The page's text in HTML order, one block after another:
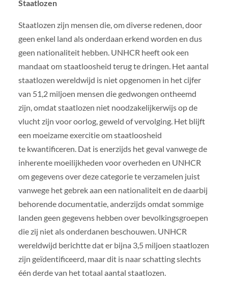
Staatlozen
Staatlozen zijn mensen die, om diverse redenen, door
geen enkel land als onderdaan erkend worden en dus
geen nationaliteit hebben. UNHCR heeft ook een
mandaat om staatloosheid terug te dringen. Het aantal
staatlozen wereldwijd is niet opgenomen in het cijfer
van 51,2 miljoen mensen die gedwongen ontheemd
zijn, omdat staatlozen niet noodzakelijkerwijs op de
vlucht zijn voor oorlog, geweld of vervolging. Het blijft
een moeizame exercitie om staatloosheid
te kwantificeren. Dat is enerzijds het geval vanwege de
inherente moeilijkheden voor overheden en UNHCR
om gegevens over deze categorie te verzamelen juist
vanwege het gebrek aan een nationaliteit en de daarbij
behorende documentatie, anderzijds omdat sommige
landen geen gegevens hebben over bevolkingsgroepen
die zij niet als onderdanen beschouwen. UNHCR
wereldwijd berichtte dat er bijna 3,5 miljoen staatlozen
zijn geïdentificeerd, maar dit is naar schatting slechts
één derde van het totaal aantal staatlozen.